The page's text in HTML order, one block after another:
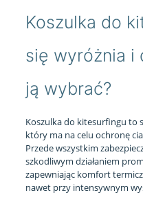
Koszulka do
się wyróżnia i
ją wybrać?
Koszulka do kitesurfingu to
który ma na celu ochronę
Przede wszystkim
szkodliwym działaniem
zapewniając komfort
nawet przy intensywnym